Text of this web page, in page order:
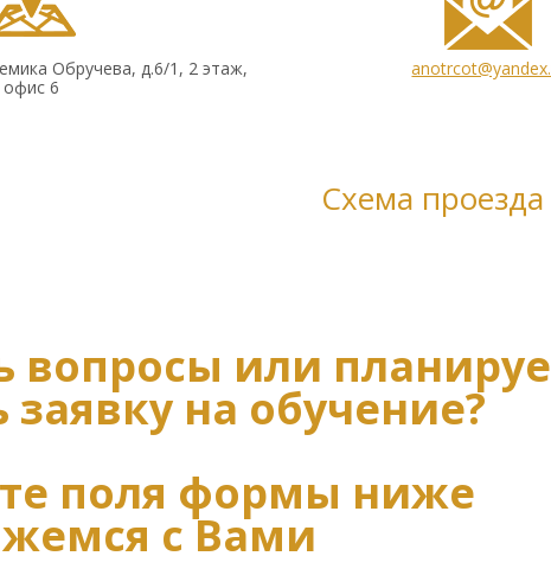
Обручева, д.6/1, 2 этаж,
офис 6
Схема
вопросы или
заявку на обучение?
поля формы ниже
с Вами